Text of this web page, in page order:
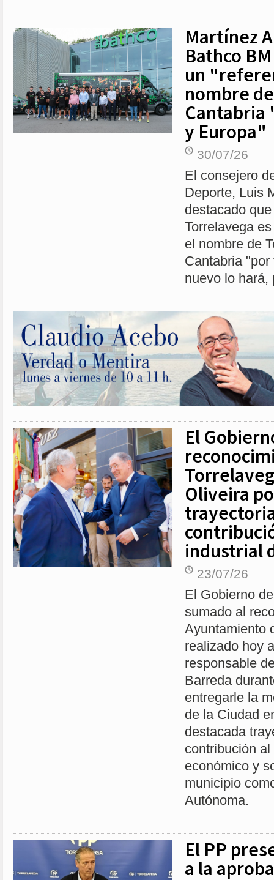
Martínez
Bathco
un
nombre
Cantabria
y Europa"
30/07/26
El consejero
Deporte, Luis
destacado
Torrelavega
el nombre de
Cantabria
nuevo lo hará,
El
Oliveira
industrial
23/07/26
El Gobierno
sumado al
Ayuntamiento
realizado hoy
responsable
Barreda
entregarle la
de la Ciudad
destacada
contribución
económico y
municipio
Autónoma.
El PP
a la